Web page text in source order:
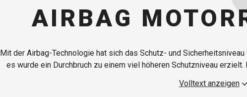
AIRBAG
Mit der Airbag-Technologie hat sich das Schutz- und
es wurde ein Durchbruch zu einem viel höheren Schutzniveau
Volltext anzeigen